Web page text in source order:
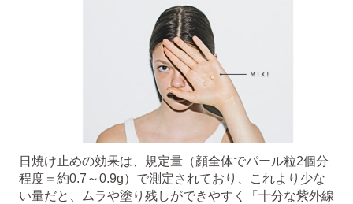
日焼け止めの効果は、規定量（顔全体でパール粒2個分
程度＝約0.7～0.9g）で測定されており、これより少な
い量だと、ムラや塗り残しができやすく「十分な紫外線